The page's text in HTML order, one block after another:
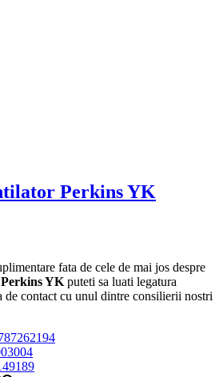
Perkins YK
fata de cele de mai jos despre
YK puteti sa luati legatura
de contact cu unul dintre consilierii nostri